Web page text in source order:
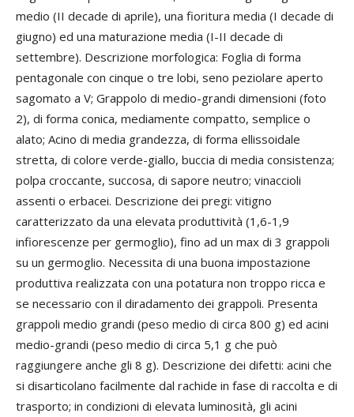
medio (II decade di aprile), una fioritura media (I decade di
giugno) ed una maturazione media (I-II decade di
settembre). Descrizione morfologica: Foglia di forma
pentagonale con cinque o tre lobi, seno peziolare aperto
sagomato a V; Grappolo di medio-grandi dimensioni (foto
2), di forma conica, mediamente compatto, semplice o
alato; Acino di media grandezza, di forma ellissoidale
stretta, di colore verde-giallo, buccia di media consistenza;
polpa croccante, succosa, di sapore neutro; vinaccioli
assenti o erbacei. Descrizione dei pregi: vitigno
caratterizzato da una elevata produttività (1,6-1,9
infiorescenze per germoglio), fino ad un max di 3 grappoli
su un germoglio. Necessita di una buona impostazione
produttiva realizzata con una potatura non troppo ricca e
se necessario con il diradamento dei grappoli. Presenta
grappoli medio grandi (peso medio di circa 800 g) ed acini
medio-grandi (peso medio di circa 5,1 g che può
raggiungere anche gli 8 g). Descrizione dei difetti: acini che
si disarticolano facilmente dal rachide in fase di raccolta e di
trasporto; in condizioni di elevata luminosità, gli acini